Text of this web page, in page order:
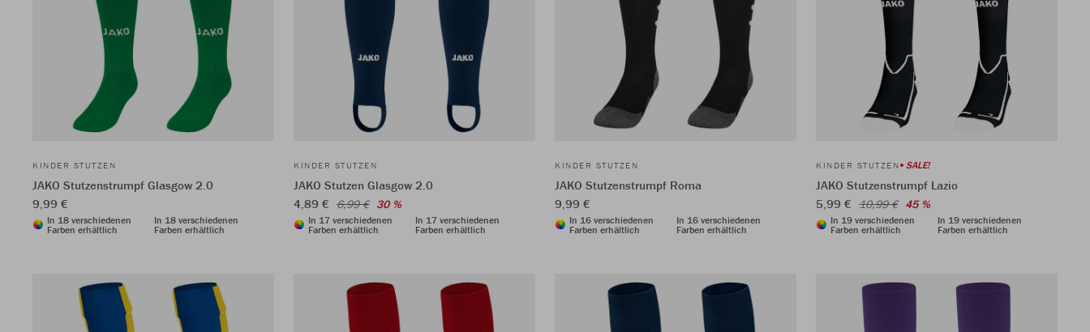
KINDER STUTZEN
JAKO Stutzenstrumpf Glasgow 2.0
9,99 €
In 18 verschiedenen
Farben erhältlich
In 18 verschiedenen
Farben erhältlich
KINDER STUTZEN
JAKO Stutzen Glasgow 2.0
4,89 € 6,99 € 30 %
In 17 verschiedenen
Farben erhältlich
In 17 verschiedenen
Farben erhältlich
KINDER STUTZEN
JAKO Stutzenstrumpf Roma
9,99 €
In 16 verschiedenen
Farben erhältlich
In 16 verschiedenen
Farben erhältlich
KINDER STUTZEN SALE!
JAKO Stutzenstrumpf Lazio
5,99 € 10,99 € 45 %
In 19 verschiedenen
Farben erhältlich
In 19 verschiedenen
Farben erhältlich